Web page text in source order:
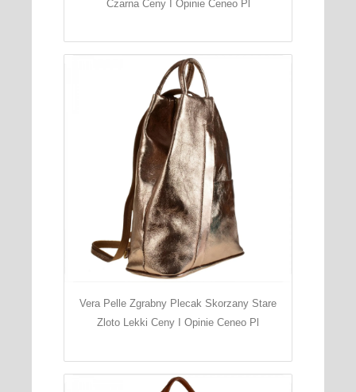
Czarna Ceny I Opinie Ceneo Pl
Vera Pelle Zgrabny Plecak Skorzany Stare
Zloto Lekki Ceny I Opinie Ceneo Pl